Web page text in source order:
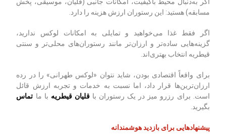
اگر به‌دنبال محیط باکیفیت، امکانات جانبی (قلیان، موسیقی، پخش
مسابقه) هستید: این رستوران ارزش هزینه را دارد.
اگر فقط غذا می‌خواهید و تمایلی به امکانات لوکس ندارید،
گزینه‌هایی ساده‌تر و ارزان‌تر مانند رستوران‌های محلی‌تر و سنتی
قیطریه انتخاب بهتری‌اند.
برای واقعاً اقتصادی بودن، شاید نتوان «لوکس طهرانی» را در رده
ارزان‌ترین‌ها قرار داد، اما نسبت به خدمات و تجربه ارزش قائل
است. برای رزرو میز در یک رستوران باقلیان قیطریه با ما تماس
بگیرید.
پیشنهادهایی برای بازدید هوشمندانه